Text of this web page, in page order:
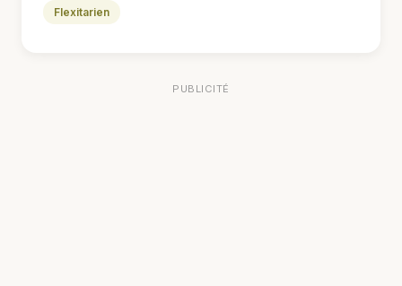
Flexitarien
PUBLICITÉ